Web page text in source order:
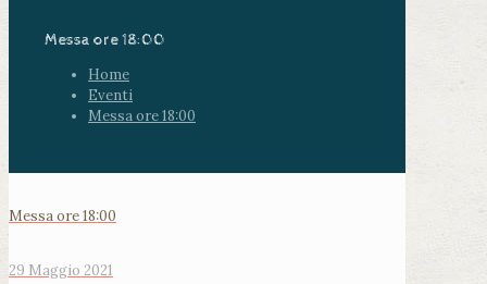
Messa ore 18:00
Home
Eventi
Messa ore 18:00
Messa ore 18:00
29 Maggio 2021